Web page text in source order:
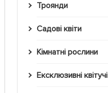
Троянди
Садові квіти
Кімнатні рослини
Ексклюзивні квітучі